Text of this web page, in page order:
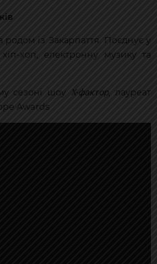
родом із Закарпаття. Поєднує у
хоп, електронну музику та
сезоні шоу Х-фактор , лауреат
Awards